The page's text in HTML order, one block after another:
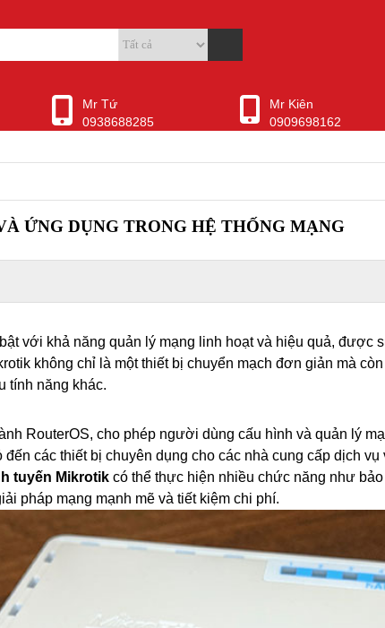
Mr Tứ
0938688285
Mr Kiên
0909698162
ỨNG DỤNG TRONG HỆ THỐNG MẠNG
với khả năng quản lý mạng linh hoạt và hiệu quả, được
không chỉ là một thiết bị chuyển mạch đơn giản mà
tính năng khác.
RouterOS, cho phép người dùng cấu hình và quản lý
các thiết bị chuyên dụng cho các nhà cung cấp dịch
tuyến Mikrotik có thể thực hiện nhiều chức năng như
pháp mạng mạnh mẽ và tiết kiệm chi phí.